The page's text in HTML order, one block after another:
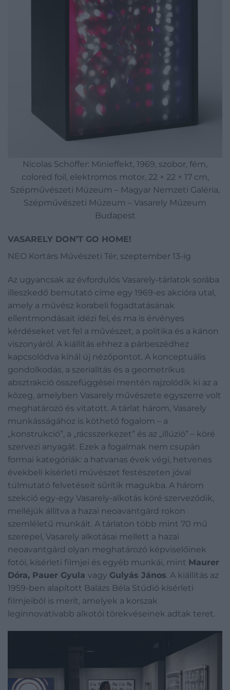
Nicolas Schöffer: Minieffekt, 1969, szobor, fém,
colored foil, elektromos motor, 22 × 22 × 17 cm,
Szépművészeti Múzeum – Magyar Nemzeti Galéria,
Szépművészeti Múzeum – Vasarely Múzeum
Budapest
VASARELY DON’T GO HOME!
NEO Kortárs Művészeti Tér, szeptember 13-ig
Az ugyancsak az évfordulós Vasarely-tárlatok sorába
illeszkedő bemutató címe egy 1969-es akcióra utal,
amely a művész korabeli fogadtatásának
ellentmondásait idézi fel, és ma is érvényes
kérdéseket vet fel a művészet, a politika és a kánon
viszonyáról. A kiállítás ehhez a párbeszédhez
kapcsolódva kínál új nézőpontot. A konceptuális
gondolkodás, a szerialitás és a geometrikus
absztrakció összefüggései mentén rajzolódik ki az a
közeg, amelyben Vasarely művészete egyszerre volt
meghatározó és vitatott. A tárlat három, Vasarely
munkásságához is köthető fogalom – a
„konstrukció”, a „rácsszerkezet” és az „illúzió” – köré
szervezi anyagát. Ezek a fogalmak nem csupán
formai kategóriák: a hatvanas évek végi, hetvenes
évekbeli kísérleti művészet festészeten jóval
túlmutató felvetéseit sűrítik magukba. A három
szekció egy-egy Vasarely-alkotás köré szerveződik,
melléjük állítva a hazai neoavantgárd rokon
szemléletű munkáit. A tárlaton több mint 70 mű
szerepel, Vasarely alkotásai mellett a hazai
neoavantgárd olyan meghatározó képviselőinek
fotói, kísérleti filmjei és egyéb munkái, mint Maurer
Dóra, Pauer Gyula vagy Gulyás János. A kiállítás az
1959-ben alapított Balázs Béla Stúdió kísérleti
filmjeiből is merít, amelyek a korszak
leginnovatívabb alkotói törekvéseinek adtak teret.